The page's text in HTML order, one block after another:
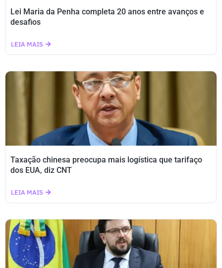
Lei Maria da Penha completa 20 anos entre avanços e
desafios
LEIA MAIS
Taxação chinesa preocupa mais logística que tarifaço
dos EUA, diz CNT
LEIA MAIS